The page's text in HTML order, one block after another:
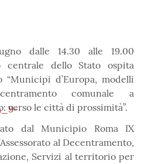
dalle 14.30 alle 19.00
centrale dello Stato ospita
“Municipi d’Europa, modelli
comunale a
verso le città di prossimità”.
dal Municipio Roma IX
al Decentramento,
Servizi al territorio per